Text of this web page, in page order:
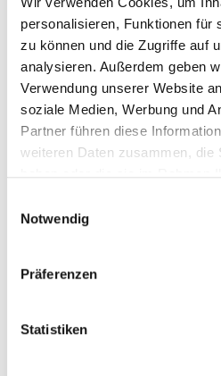
personalisieren, Funktionen für
zu können und die Zugriffe auf
analysieren. Außerdem geben
Verwendung unserer Website
soziale Medien, Werbung und
Partner führen diese
weiteren Daten zusammen, die
haben oder die sie im Rahmen
Notwendig
Präferenzen
Statistiken
Ähnliche Artikel
Produktgalerie überspringen